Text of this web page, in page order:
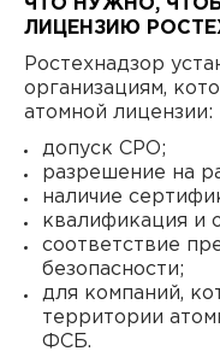
ЧТО НУЖНО,
ЛИЦЕНЗИЮ
Ростехнадзор
организациям,
атомной лицензии:
допуск СРО;
разрешение на
наличие
квалификация и
соответствие
безопасности;
для компаний,
территории
ФСБ.